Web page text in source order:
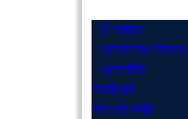
প্রচ্ছদ
প্রতিষ্ঠানের ইতিহাস
প্রশাসনিক
গভর্নিংবডি
সভাপতি কর্নার